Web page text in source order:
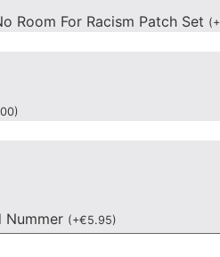
Room For Racism Patch Set (+
)
Nummer (+€5.95)